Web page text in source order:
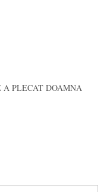
A PLECAT DOAMNA